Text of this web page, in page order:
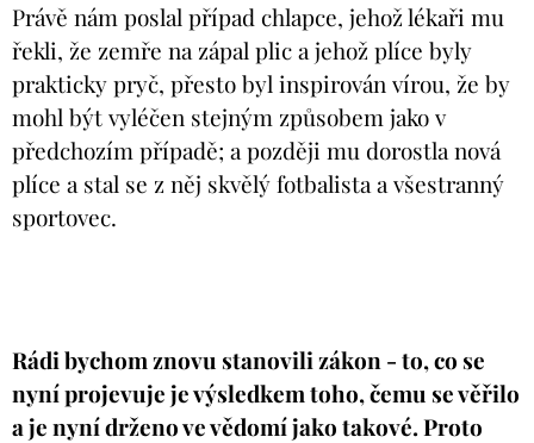
Právě nám poslal případ chlapce, jehož lékaři mu
řekli, že zemře na zápal plic a jehož plíce byly
prakticky pryč, přesto byl inspirován vírou, že by
mohl být vyléčen stejným způsobem jako v
předchozím případě; a později mu dorostla nová
plíce a stal se z něj skvělý fotbalista a všestranný
sportovec.
Rádi bychom znovu stanovili zákon - to, co se
nyní projevuje je výsledkem toho, čemu se věřilo
a je nyní drženo ve vědomí jako takové. Proto